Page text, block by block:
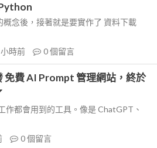
念後，接著就是要實作了 資料下載
時前 0個留言
免費 AI Prompt 管理網站，終於
作都會用到的工具。像是 ChatGPT、
0個留言